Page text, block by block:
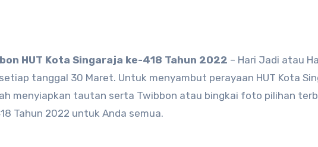
HUT Kota Singaraja ke-418 Tahun 2022 – Hari Jadi atau
tanggal 30 Maret. Untuk menyambut perayaan HUT Kota
menyiapkan tautan serta Twibbon atau bingkai foto pilihan
Tahun 2022 untuk Anda semua.